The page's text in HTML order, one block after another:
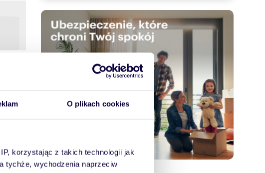
O plikach cookies
korzystając z takich technologii jak
tychże, wychodzenia naprzeciw